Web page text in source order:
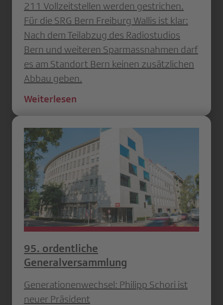
211 Vollzeitstellen werden gestrichen.
Für die SRG Bern Freiburg Wallis ist klar:
Nach dem Teilabzug des Radiostudios
Bern und weiteren Sparmassnahmen darf
es am Standort Bern keinen zusätzlichen
Abbau geben.
Weiterlesen
95. ordentliche
Generalversammlung
Generationenwechsel: Philipp Schori ist
neuer Präsident